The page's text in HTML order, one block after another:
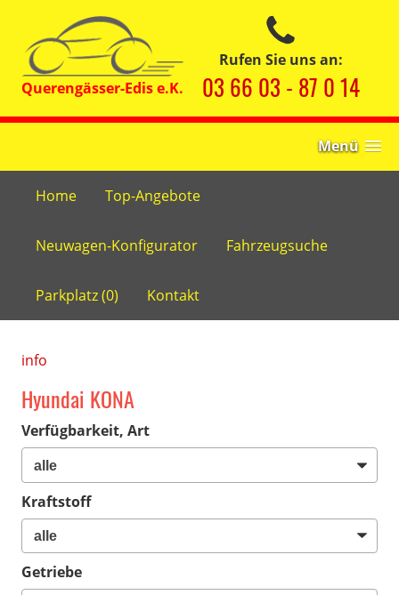
Rufen Sie uns an:
03 66 03 - 87 0 14
Menü
Home Top-Angebote
Neuwagen-Konfigurator Fahrzeugsuche
Parkplatz (0) Kontakt
info
Hyundai KONA
Verfügbarkeit, Art
Kraftstoff
Getriebe